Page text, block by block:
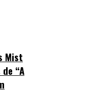
Mist
“A